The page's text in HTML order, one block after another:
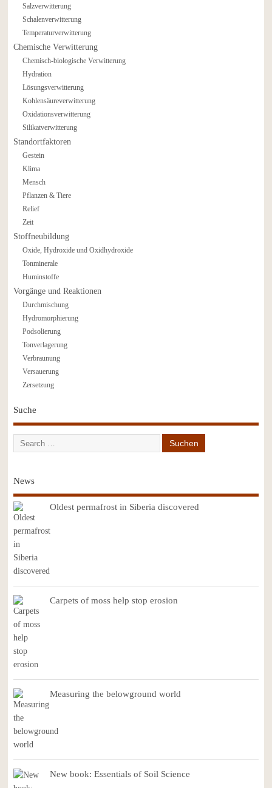
Salzverwitterung
Schalenverwitterung
Temperaturverwitterung
Chemische Verwitterung
Chemisch-biologische Verwitterung
Hydration
Lösungsverwitterung
Kohlensäureverwitterung
Oxidationsverwitterung
Silikatverwitterung
Standortfaktoren
Gestein
Klima
Mensch
Pflanzen & Tiere
Relief
Zeit
Stoffneubildung
Oxide, Hydroxide und Oxidhydroxide
Tonminerale
Huminstoffe
Vorgänge und Reaktionen
Durchmischung
Hydromorphierung
Podsolierung
Tonverlagerung
Verbraunung
Versauerung
Zersetzung
Suche
News
Oldest permafrost in Siberia discovered
Carpets of moss help stop erosion
Measuring the belowground world
New book: Essentials of Soil Science